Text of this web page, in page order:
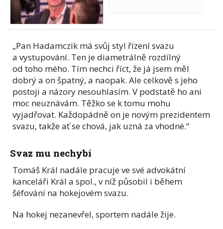
„Pan Hadamczik má svůj styl řízení svazu
a vystupování. Ten je diametrálně rozdílný
od toho mého. Tím nechci říct, že já jsem měl
dobrý a on špatný, a naopak. Ale celkově s jeho
postoji a názory nesouhlasím. V podstatě ho ani
moc neuznávám. Těžko se k tomu mohu
vyjadřovat. Každopádně on je novým prezidentem
svazu, takže ať se chová, jak uzná za vhodné.“
Svaz mu nechybí
Tomáš Král nadále pracuje ve své advokátní
kanceláři Král a spol., v níž působil i během
šéfování na hokejovém svazu.
Na hokej nezanevřel, sportem nadále žije.